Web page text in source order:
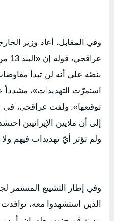
وفي المقابل، أعاد وزير
بنصّه على أنه لن تبدأ مفاوضات
استمرّت التهديدات»، مشدداً
توقيعها». ولفت عراقجي،
إلى أن ملايين الإيرانيين
ولم تؤثر أيّ تهديدات فيهم
وفي إطار التشييع المستمر
الذين استشهدوا معه،